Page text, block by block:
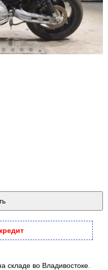
складе во Владивостоке.